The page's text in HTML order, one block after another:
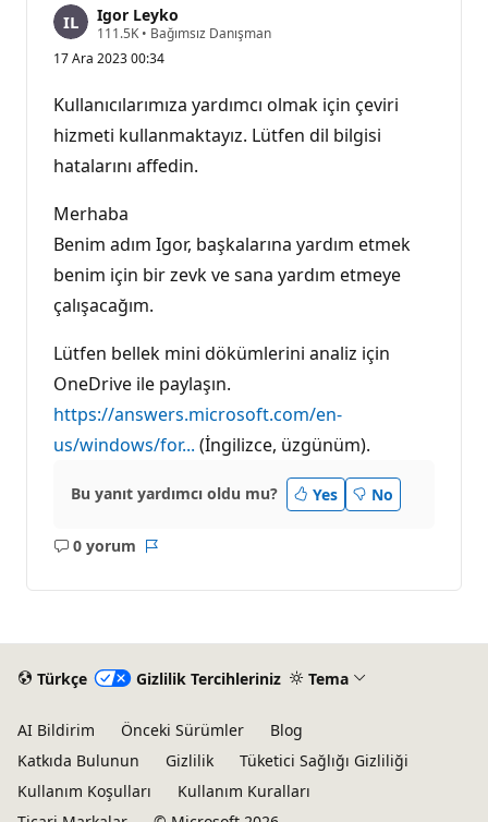
Igor Leyko
111.5K S
y
ı
n
l
ı
k
ı
• Bağımsız Danışman
17 Ara 2023 00:34
Kullanıcılarımıza yardımcı olmak için çeviri
hizmeti kullanmaktayız. Lütfen dil bilgisi
hatalarını affedin.
Merhaba
Benim adım Igor, başkalarına yardım etmek
benim için bir zevk ve sana yardım etmeye
çalışacağım.
Lütfen bellek mini dökümlerini analiz için
OneDrive ile paylaşın.
https://answers.microsoft.com/en-
us/windows/for... (İngilizce, üzgünüm).
Bu yanıt yardımcı oldu mu? Yes No
0 yorum
Açıklama
Türkçe Gizlilik Tercihleriniz Tema
AI Bildirim Önceki Sürümler
Blog
Katkıda Bulunun
Gizlilik
Tüketici Sağlığı Gizliliği
Kullanım Koşulları
Kullanım Kuralları